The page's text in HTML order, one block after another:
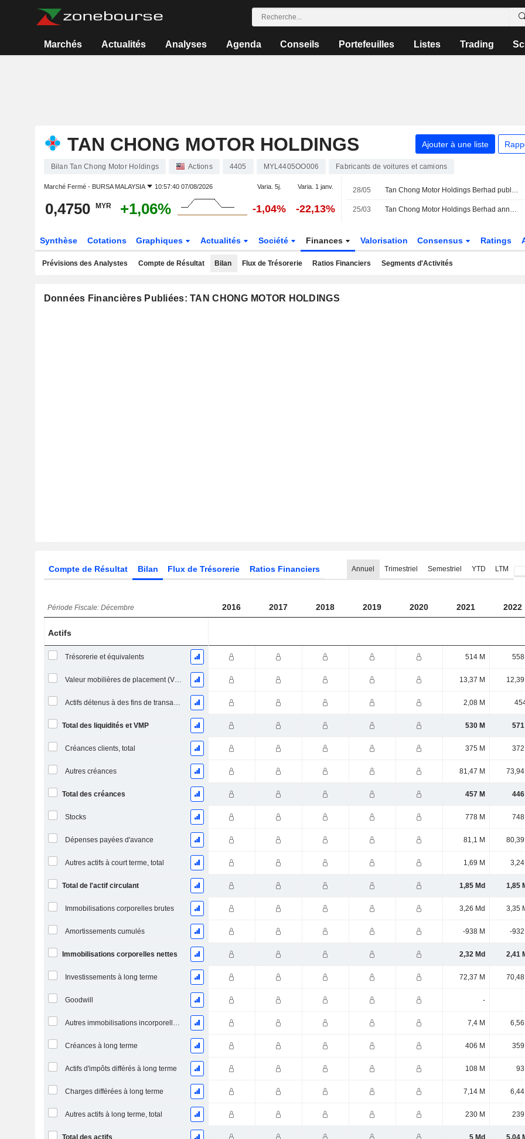
Marchés Actualités Analyses Agenda Conseils Portefeuilles Listes Trading
TAN CHONG MOTOR HOLDINGS Ajouter à une liste
Bilan Tan Chong Motor Holdings Actions 4405 MYL4405OO006 Fabricants de voitures et camions
Marché Fermé - BURSA MALAYSIA 10:57:40 07/08/2026 Varia. 5j. Varia. 1 janv.
0,4750 MYR +1,06% -1,04% -22,13%
28/05 Tan Chong Motor Holdings Berhad publie ses résultats pour le premier trimestre clos le 31 mars 2026
25/03 Tan Chong Motor Holdings Berhad annonce la nomination de Dato Chan Choun Sien au poste d'administrateur indépendant référent, à compter du 25 mars 2026
Synthèse Cotations Graphiques Actualités Société Finances Valorisation Consensus Ratings
Prévisions des Analystes Compte de Résultat Bilan Flux de Trésorerie Ratios Financiers Segments d'Activités
Données Financières Publiées: TAN CHONG MOTOR HOLDINGS
Compte de Résultat Bilan Flux de Trésorerie Ratios Financiers Annuel Trimestriel Semestriel YTD LTM
Période Fiscale: Décembre 2016 2017 2018 2019 2020 2021 2022
Actifs
Trésorerie et équivalents 514 M 558
Valeur mobilières de placement (VMP) à court terme 13,37 M 12,39
Actifs détenus à des fins de transaction Titres, totalActifs détenus à des fins de transactions (Trading), Total. 2,08 M
Total des liquidités et VMP 530 M 571
Créances clients, total 375 M 372
Autres créances 81,47 M 73,94
Total des créances 457 M 446
Stocks 778 M 748
Dépenses payées d'avance 81,1 M 80,39
Autres actifs à court terme, total 1,69 M 3,24
Total de l'actif circulant 1,85 Md 1,85
Immobilisations corporelles brutes 3,26 Md 3,35
Amortissements cumulés -938 M -932
Immobilisations corporelles nettes 2,32 Md 2,41
Investissements à long terme 72,37 M 70,48
Goodwill -
Autres immobilisations incorporelles, total 7,4 M 6,56
Créances à long terme 406 M 359
Actifs d'impôts différés à long terme 108 M 93
Charges différées à long terme 7,14 M 6,44
Autres actifs à long terme, total 230 M 239
Total des actifs 5 Md 5,04